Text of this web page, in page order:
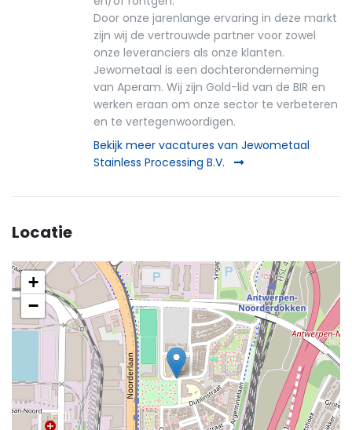
Door onze jarenlange ervaring in deze markt
zijn wij de vertrouwde partner voor zowel
onze leveranciers als onze klanten.
Jewometaal is een dochteronderneming
van Aperam. Wij zijn Gold-lid van de BIR en
werken eraan om onze sector te verbeteren
en te vertegenwoordigen.
Bekijk meer vacatures van Jewometaal
Stainless Processing B.V.
Locatie
+
−